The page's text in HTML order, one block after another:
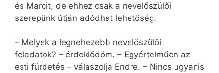
és Marcit, de ehhez csak a nevelőszülői
szerepünk útján adódhat lehetőség.
– Melyek a legnehezebb nevelőszülői
feladatok? – érdeklődöm. – Egyértelműen az
esti fürdetés – válaszolja Endre. – Nincs ugyanis